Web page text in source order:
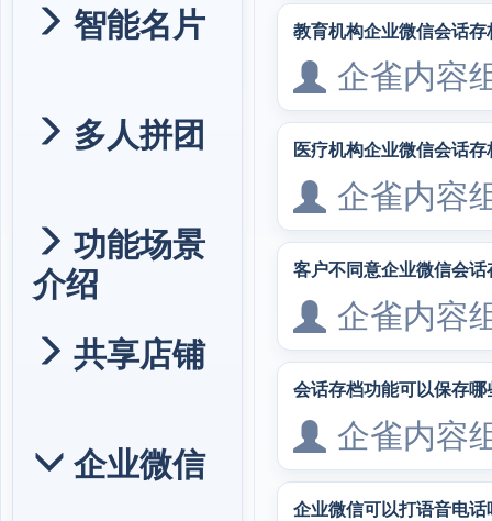
智能名片
多人拼团
功能场景
介绍
共享店铺
企业微信
教育机构企业微信会话
企雀内容
医疗机构企业微信会话
企雀内容
客户不同意企业微信会
企雀内容
会话存档功能可以保存哪
企雀内容
企业微信可以打语音电